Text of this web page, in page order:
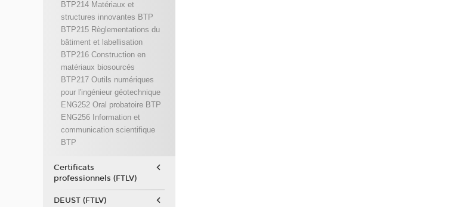
BTP214 Matériaux et
structures innovantes BTP
BTP215 Règlementations du
bâtiment et labellisation
BTP216 Construction en
matériaux biosourcés
BTP217 Outils numériques
pour l'ingénieur géotechnique
ENG252 Oral probatoire BTP
ENG256 Information et
communication scientifique
BTP
Certificats
professionnels (FTLV)
DEUST (FTLV)